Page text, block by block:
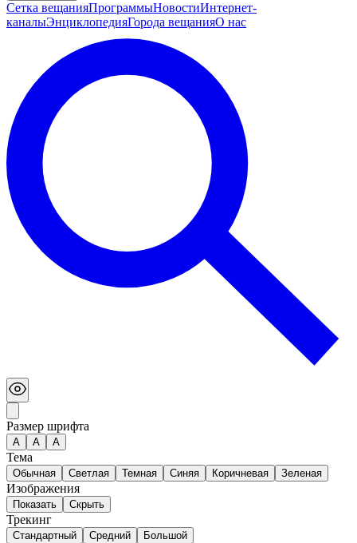
Сетка вещанияПрограммыНовостиИнтернет-
каналыЭнциклопедияГорода вещанияО нас
Размер шрифта
А A A
Тема
Обычная Светлая Темная Синяя Коричневая Зеленая
Изображения
Показать Скрыть
Трекинг
Стандартный Средний Большой